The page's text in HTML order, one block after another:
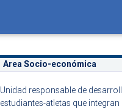
Area Socio-económica
Unidad responsable de
estudiantes-atletas que